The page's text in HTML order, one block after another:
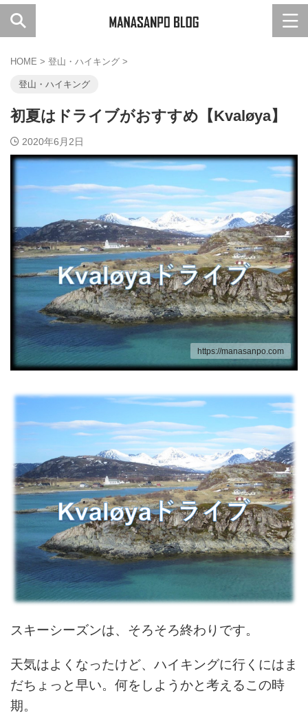
HOME > 登山・ハイキング >
登山・ハイキング
初夏はドライブがおすすめ【Kvaløya】
2020年6月2日
https://manasanpo.com
スキーシーズンは、そろそろ終わりです。
天気はよくなったけど、ハイキングに行くにはま
だちょっと早い。何をしようかと考えるこの時
期。